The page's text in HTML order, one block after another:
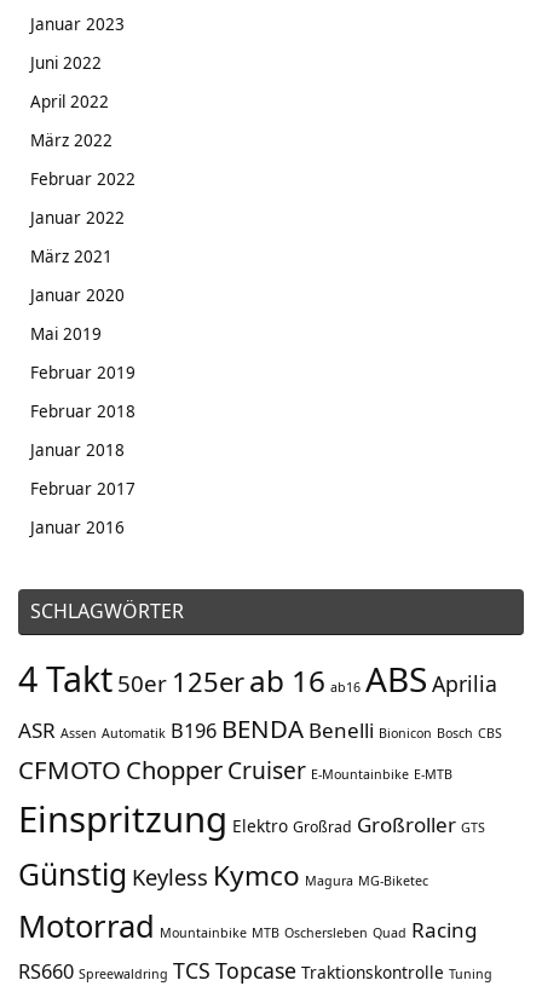
Januar 2023
Juni 2022
April 2022
März 2022
Februar 2022
Januar 2022
März 2021
Januar 2020
Mai 2019
Februar 2019
Februar 2018
Januar 2018
Februar 2017
Januar 2016
SCHLAGWÖRTER
4 Takt50er 125erab 16 ab16 ABS Aprilia
ASR Assen Automatik B196 BENDA Benelli Bionicon Bosch CBS
CFMOTO ChopperCruiser E-Mountainbike E-MTB
Einspritzung Elektro Großrad Großroller GTS
Günstig Keyless Kymco Magura MG-Biketec
Motorrad Mountainbike MTB Oschersleben Quad Racing
RS660 Spreewaldring TCS Topcase Traktionskontrolle Tuning